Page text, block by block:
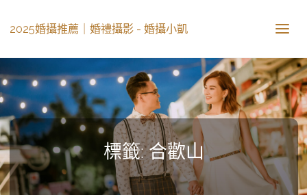
2025婚攝推薦｜婚禮攝影 - 婚攝小凱
標籤: 合歡山